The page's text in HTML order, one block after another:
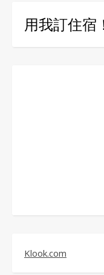
用我訂住宿
Klook.com